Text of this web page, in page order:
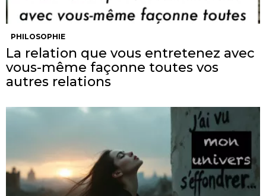
PHILOSOPHIE
La relation que vous entretenez avec
vous-même façonne toutes vos
autres relations